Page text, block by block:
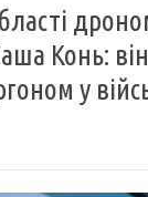
Конь:
у